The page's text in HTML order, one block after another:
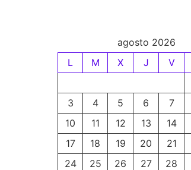
agosto 2026
L
M X J V
3
4 5 6 7
10
11 12 13 14
17
18 19 20 21
24
25 26 27 28